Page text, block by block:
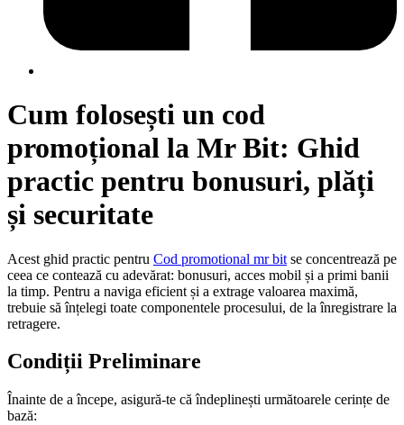
Cum folosești un cod
promoțional la Mr Bit: Ghid
practic pentru bonusuri, plăți
și securitate
Acest ghid practic pentru Cod promotional mr bit se concentrează pe
ceea ce contează cu adevărat: bonusuri, acces mobil și a primi banii
la timp. Pentru a naviga eficient și a extrage valoarea maximă,
trebuie să înțelegi toate componentele procesului, de la înregistrare la
retragere.
Condiții Preliminare
Înainte de a începe, asigură-te că îndeplinești următoarele cerințe de
bază: